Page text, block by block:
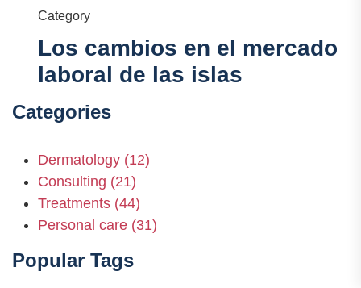
Category
Los cambios en el mercado
laboral de las islas
Categories
Dermatology (12)
Consulting (21)
Treatments (44)
Personal care (31)
Popular Tags